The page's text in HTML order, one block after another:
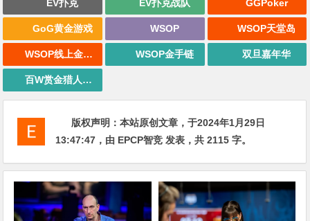
EV扑克 EV扑克战队 GGPoker
GoG黄金游戏 WSOP WSOP天堂岛
WSOP线上金手链 WSOP金手链 双旦嘉年华
百W赏金猎人大奖赛
版权声明：本站原创文章，于2024年1月29日
13:47:47 ，由 EPCP智竞 发表，共 2115 字。